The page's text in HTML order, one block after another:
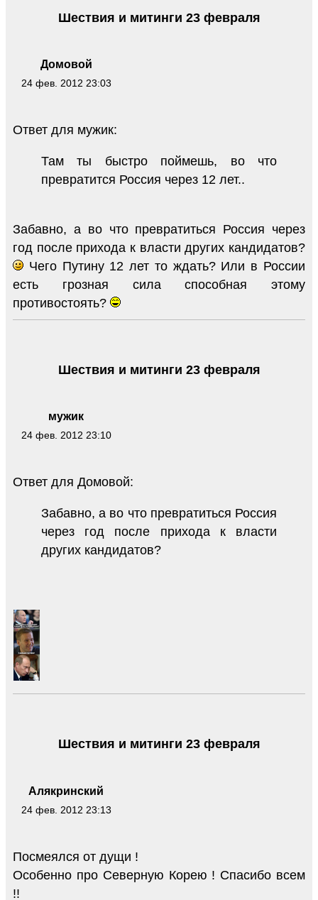
Домовой
24 фев. 2012 23:03
Шествия и митинги 23 февраля
Ответ для мужик:
Там ты быстро поймешь, во что
превратится Россия через 12 лет..
Забавно, а во что превратиться Россия через
год после прихода к власти других кандидатов?
Чего Путину 12 лет то ждать? Или в России
есть грозная сила способная этому
противостоять?
мужик
24 фев. 2012 23:10
Шествия и митинги 23 февраля
Ответ для Домовой:
Забавно, а во что превратиться Россия
через год после прихода к власти
других кандидатов?
Алякринский
24 фев. 2012 23:13
Шествия и митинги 23 февраля
Посмеялся от дущи !
Особенно про Северную Корею ! Спасибо всем
!!